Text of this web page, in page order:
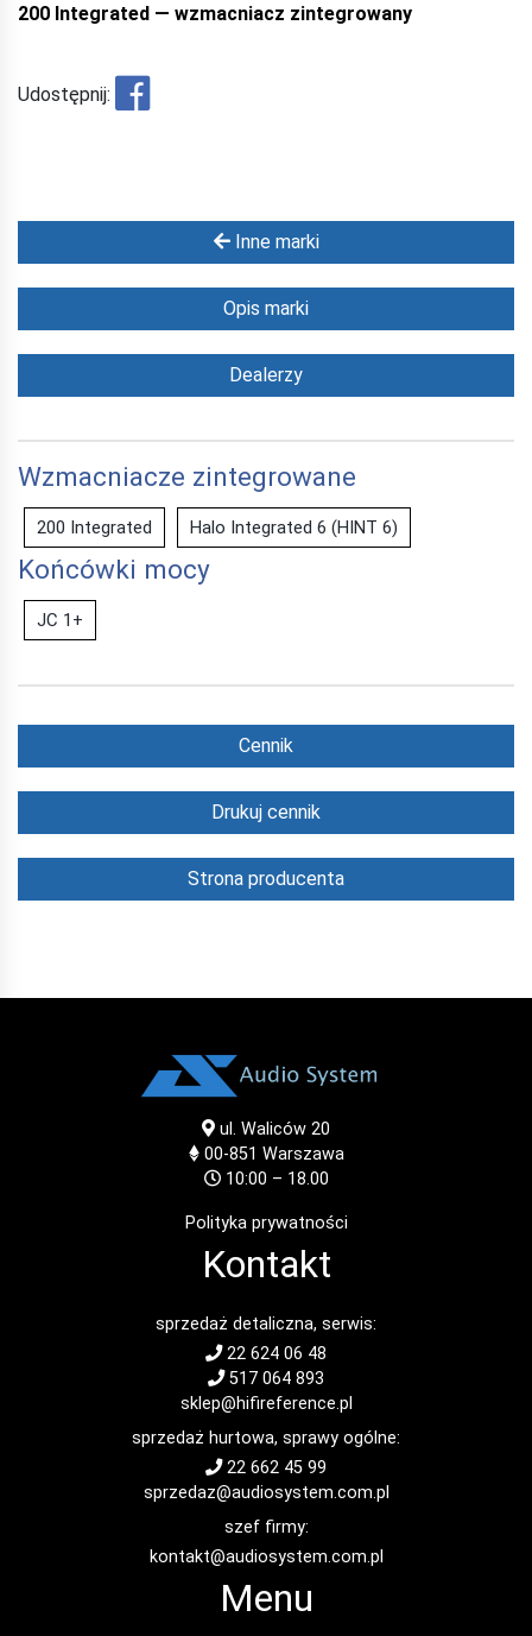
Inne marki
Opis marki
Dealerzy
Wzmacniacze zintegrowane
200 Integrated Halo Integrated 6 (HINT 6)
Końcówki mocy
JC 1+
Cennik
Drukuj cennik
Strona producenta
200 Integrated — wzmacniacz zintegrowany
Udostępnij:
ul. Waliców 20
00-851 Warszawa
10:00 – 18.00
Polityka prywatności
Kontakt
sprzedaż detaliczna, serwis:
22 624 06 48
517 064 893
sklep@hifireference.pl
sprzedaż hurtowa, sprawy ogólne:
22 662 45 99
sprzedaz@audiosystem.com.pl
szef firmy:
kontakt@audiosystem.com.pl
Menu